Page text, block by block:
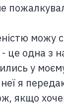
можу
- це одна з
у
я
якщо